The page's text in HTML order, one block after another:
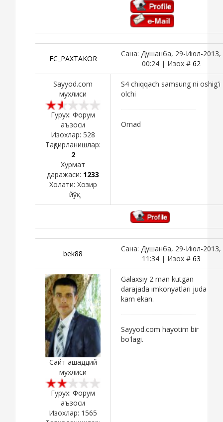
FC_PAXTAKOR
Сана: Душанба, 29-Июл-2013,
00:24 | Изох # 62
Sayyod.com
мухлиси
Гурух: Форум
аъзоси
Изохлар: 528
Тақдирланишлар:
2
Хурмат
даражаси: 1233
Холати: Хозир
йўқ
S4 chiqqach samsung ni oshig'i
olchi
Omad
bek88
Сана: Душанба, 29-Июл-2013,
11:34 | Изох # 63
Сайт ашаддий
мухлиси
Гурух: Форум
аъзоси
Изохлар: 1565
Galaxsiy 2 man kutgan
darajada imkonyatlari juda
kam ekan.
Sayyod.com hayotim bir
bo'lagi.